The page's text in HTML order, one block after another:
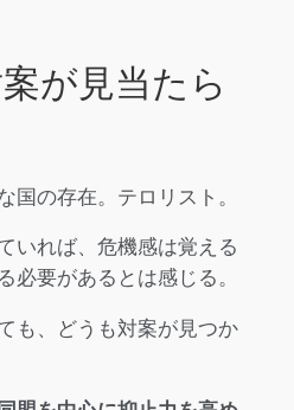
が見当たら
国の存在。テロリスト。
いれば、危機感は覚える
必要があるとは感じる。
も、どうも対案が見つか